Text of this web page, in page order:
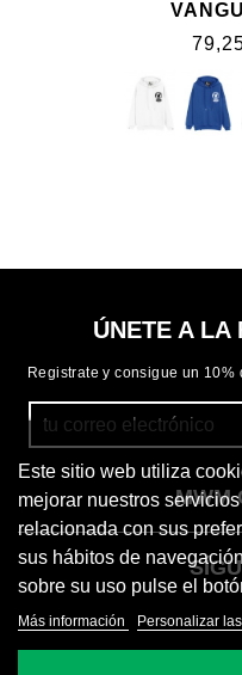
ÚNETE A LA
Registrate y consigue un
Este sitio web utiliza
mejorar nuestros
relacionada con sus
sus hábitos de
sobre su uso pulse el
Más información Personalizar
MWM